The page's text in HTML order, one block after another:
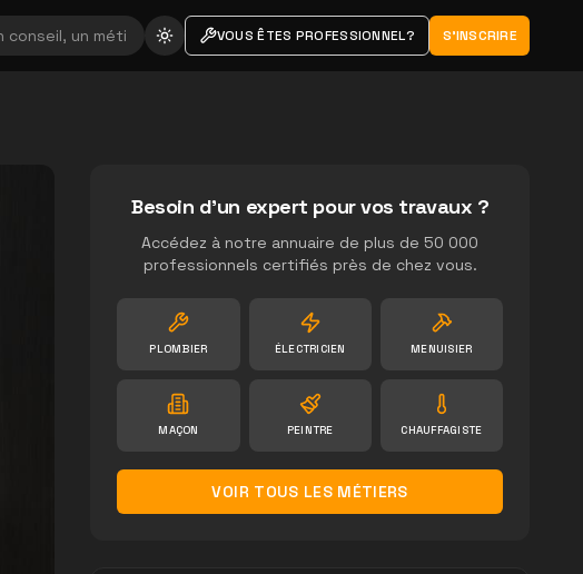
VOUS ÊTES PROFESSIONNEL? S'INSCRIRE
Besoin d'un expert pour vos travaux ?
Accédez à notre annuaire de plus de 50 000
professionnels certifiés près de chez vous.
PLOMBIER ÉLECTRICIEN MENUISIER
MAÇON PEINTRE CHAUFFAGISTE
VOIR TOUS LES MÉTIERS